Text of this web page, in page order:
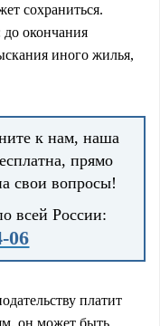
сохраниться.
окончания
иного жилья,
к нам, наша
прямо
свои вопросы!
всей России:
06
платит
он может быть